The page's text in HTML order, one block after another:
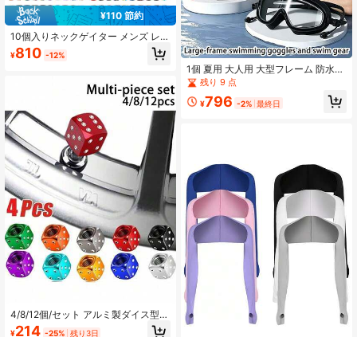
¥110 節約
10個入りネックゲイター メンズ レデ
ィース アウトドア マスク ヘッドバ
ンド バンダナ 再利用可能 釣り バイ
¥810 -12%
4/8/12個/セット アルミ製ダイス型バ
ルブステムキャップ、車のタイヤエ
¥214 -25% 残り3日
1個 夏用 大人用 大型フレーム 防水
防曇 水泳ゴーグル 耳栓付き、高精細
アイプロテクション スイムゴーグル
アクセサリー (ランダムスイムゴーグ
残り 9 点
¥796 -2% 最終日